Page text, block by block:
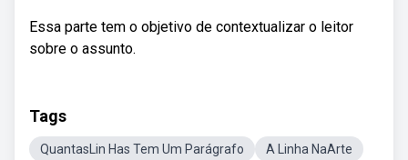
Essa parte tem o objetivo de contextualizar o leitor
sobre o assunto.
Tags
QuantasLin Has Tem Um Parágrafo
A Linha NaArte